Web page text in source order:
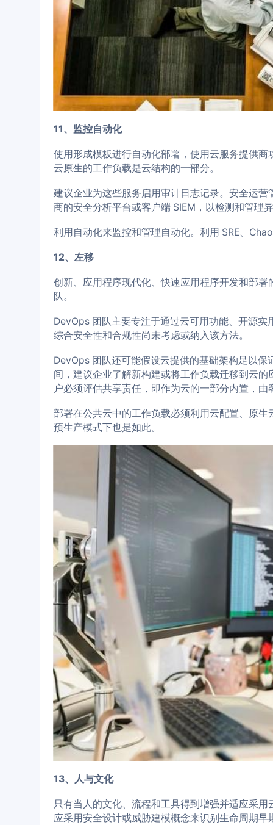
11、监控自动化
使用形成模板进行自动化部署，使用云服务提供
云原生的工作负载是云结构的一部分。
建议企业为这些服务启用审计日志记录。安全运
商的安全分析平台或客户端 SIEM，以检测和管理
利用自动化来监控和管理自动化。利用 SRE、
12、左移
创新、应用程序现代化、快速应用程序开发和部
队。
DevOps 团队主要专注于通过云可用功能、开源
综合安全性和合规性尚未考虑或纳入该方法。
DevOps 团队还可能假设云提供的基础架构足以
间，建议企业了解新构建或将工作负载迁移到云
户必须评估共享责任，即作为云的一部分内置，由
部署在公共云中的工作负载必须利用云配置、原
预生产模式下也是如此。
13、人与文化
只有当人的文化、流程和工具得到增强并适应采
应采用安全设计或威胁建模概念来识别生命周期